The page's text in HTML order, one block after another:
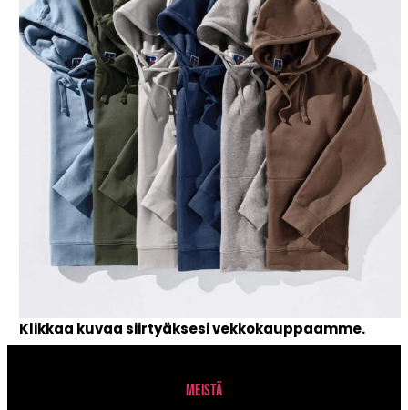
Klikkaa kuvaa siirtyäksesi vekkokauppaamme.
MEISTÄ